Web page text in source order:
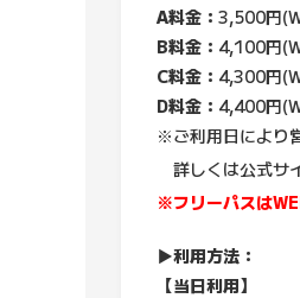
A料金： 3,500円
B料金： 4,100円
C料金： 4,300円
D料金： 4,400円
※ご利用日により
詳しくは公式サ
※フリーパスは
▶利用方法：
【当日利用】